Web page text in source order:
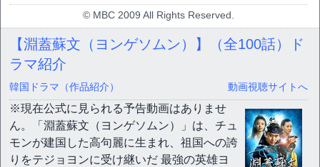
© MBC 2009 All Rights Reserved.
【淵蓋蘇文（ヨンゲソムン）】（全100話）ド
ラマ紹介
韓国ドラマ（作品紹介） 動画視聴サイトへ
※現在公式に見られる予告動画はありませ
ん。「淵蓋蘇文（ヨンゲソムン）」は、チュ
モンが建国した高句麗に生まれ、祖国への誇
りをテジョヨンに受け継いだ 最強の英雄ヨ